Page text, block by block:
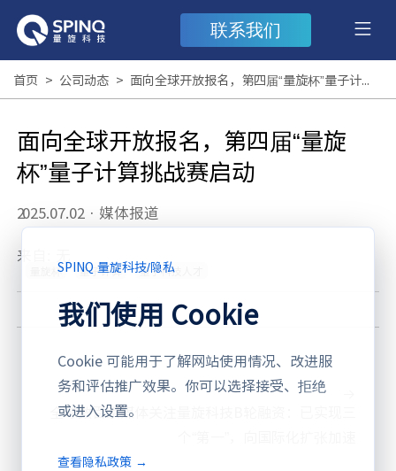
联系我们
首页 > 公司动态 > 面向全球开放报名，第四届“量旋杯”量子计算挑战赛启动
面向全球开放报名，第四届“量旋
杯”量子计算挑战赛启动
2025.07.02 · 媒体报道
来自: 无
量旋杯 量子计算 量子科技人才
全球数百家媒体关注量旋科技B轮融资：已实现三
SPINQ 量旋科技/隐私
我们使用 Cookie
Cookie 可能用于了解网站使用情况、改进服
务和评估推广效果。你可以选择接受、拒绝
或进入设置。
查看隐私政策 →